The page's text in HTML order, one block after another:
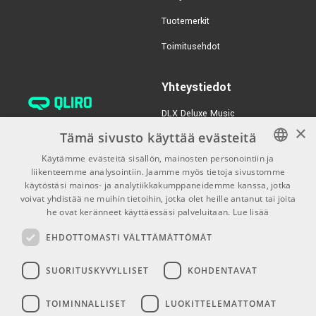
GATOR 61 – 76 Note
Keyboard Cover
TUOTENUMERO 1091511
Tuotemerkit
Toimitusehdot
Yhteystiedot
DLX Deluxe Music
verkkokaupan asiakaspalvelu:
tilaus@dlxmusic.fi
Puh: 0207 282240 (arkisin klo
13-17)
Puh: 0207 282250 (myymälä)
00580 Helsinki
Y-tunnus: 1983522-7
FINNISH
FINNISH
×
Tämä sivusto käyttää evästeitä
Käytämme evästeitä sisällön, mainosten personointiin ja
liikenteemme analysointiin. Jaamme myös tietoja sivustomme
käytöstäsi mainos- ja analytiikkakumppaneidemme kanssa, jotka
voivat yhdistää ne muihin tietoihin, jotka olet heille antanut tai joita
he ovat keränneet käyttäessäsi palveluitaan. Lue lisää
EHDOTTOMASTI VÄLTTÄMÄTTÖMÄT
SUORITUSKYVYLLISET KOHDENTAVAT
TOIMINNALLISET LUOKITTELEMATTOMAT